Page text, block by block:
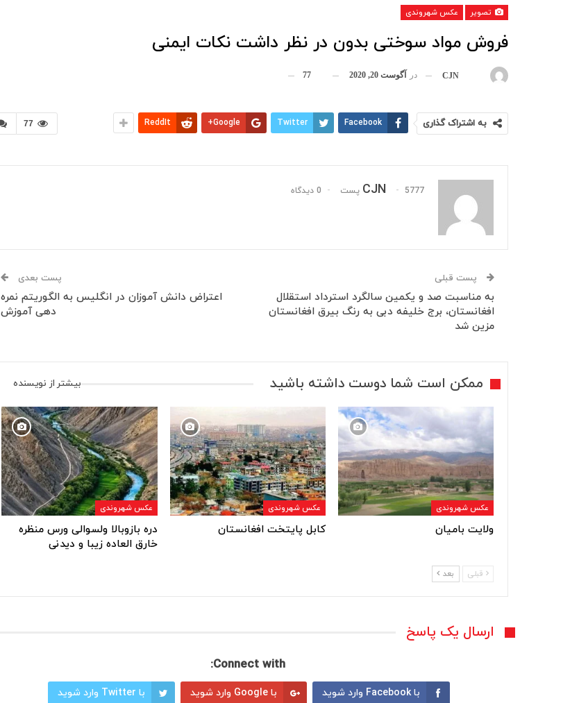
تصویر عکس شهروندی
فروش مواد سوختی بدون در نظر داشت نکات ایمنی
CJN در آگوست 20, 2020 77
77 به اشتراک گذاری Facebook
Twitter
Google+
ReddIt
CJN 5777 پست 0 دیدگاه
پست قبلی
به مناسبت صد و یکمین سالگرد استرداد استقلال
افغانستان، برج خلیفه دبی به رنگ بیرق افغانستان
مزین شد
پست بعدی
اعتراض دانش آموزان در انگلیس به الگوریتم نمره
دهی آموزش
ممکن است شما دوست داشته باشید بیشتر از نویسنده
عکس شهروندی
ولایت بامیان
عکس شهروندی
کابل پایتخت افغانستان
عکس شهروندی
دره بازوبالا ولسوالی ورس منظره
خارق العاده زیبا و دیدنی
قبلی بعد
ارسال یک پاسخ
Connect with:
با Facebook وارد شوید با Google وارد شوید با Twitter وارد شوید